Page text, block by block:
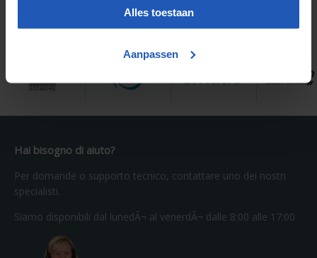
Alles toestaan
Aanpassen
Parti originali di
Hai bisogno di aiuto?
Per domande o supporto tecnico, contattare uno dei nostri
specialisti.
Siamo disponibili dal lunedÃ¬ al venerdÃ¬ dalle 8:00 alle 17:00